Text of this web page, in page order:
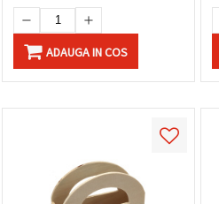
ADAUGA IN COS